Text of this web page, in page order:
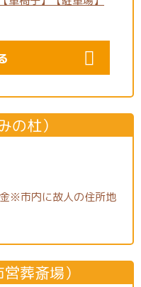
の杜）
葬斎場）